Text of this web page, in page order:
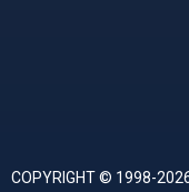
COPYRIGHT © 1998-